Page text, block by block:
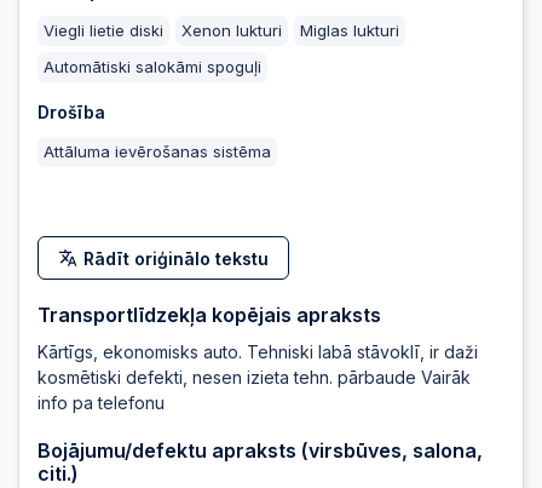
2024-11-06 20:43:00
2024-11-05 23:57:45
Viegli lietie diski Xenon lukturi
Miglas lukturi
Automātiski salokāmi spoguļi
Drošība
Attāluma ievērošanas sistēma
Rādīt oriģinālo tekstu
Transportlīdzekļa kopējais apraksts
Kārtīgs, ekonomisks auto. Tehniski labā stāvoklī, ir daži
kosmētiski defekti, nesen izieta tehn. pārbaude Vairāk
info pa telefonu
Bojājumu/defektu apraksts (virsbūves, salona,
citi.)